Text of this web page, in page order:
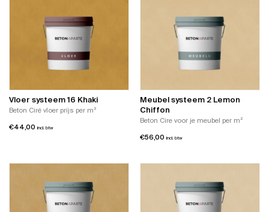
Vloer systeem 16 Khaki
Beton Ciré vloer prijs per m²
€44,00 incl. btw
Meubel systeem 2 Lemon
Chiffon
Beton Cire voor je meubel per m²
€56,00 incl. btw